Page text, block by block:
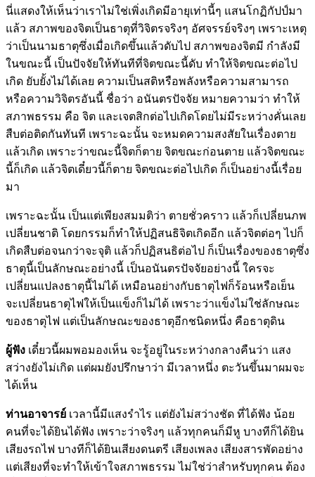
นี่แสดงให้เห็นว่าเราไม่ใช่เพิ่งเกิดมีอายุเท่านี้ๆ แสนโกฏิกัปป์มา
แล้ว สภาพของจิตเป็นธาตุที่วิจิตรจริงๆ อัศจรรย์จริงๆ เพราะเหตุ
ว่าเป็นนามธาตุซึ่งเมื่อเกิดขึ้นแล้วดับไป สภาพของจิตมี กำลังมี
ในขณะนี้ เป็นปัจจัยให้ทันทีที่จิตขณะนี้ดับ ทำให้จิตขณะต่อไป
เกิด ยับยั้งไม่ได้เลย ความเป็นสติหรือพลังหรือความสามารถ
หรือความวิจิตรอันนี้ ชื่อว่า อนันตรปัจจัย หมายความว่า ทำให้
สภาพธรรม คือ จิต และเจตสิกต่อไปเกิดโดยไม่มีระหว่างคั่นเลย
สืบต่อติดกันทันที เพราะฉะนั้น จะหมดความสงสัยในเรื่องตาย
แล้วเกิด เพราะว่าขณะนี้จิตก็ตาย จิตขณะก่อนตาย แล้วจิตขณะ
นี้ก็เกิด แล้วจิตเดี๋ยวนี้ก็ตาย จิตขณะต่อไปเกิด ก็เป็นอย่างนี้เรื่อย
มา
เพราะฉะนั้น เป็นแต่เพียงสมมติว่า ตายชั่วคราว แล้วก็เปลี่ยนภพ
เปลี่ยนชาติ โดยกรรมก็ทำให้ปฏิสนธิจิตเกิดอีก แล้วจิตต่อๆ ไปก็
เกิดสืบต่อจนกว่าจะจุติ แล้วก็ปฏิสนธิต่อไป ก็เป็นเรื่องของธาตุซึ่ง
ธาตุนี้เป็นลักษณะอย่างนี้ เป็นอนันตรปัจจัยอย่างนี้ ใครจะ
เปลี่ยนแปลงธาตุนี้ไม่ได้ เหมือนอย่างกับธาตุไฟก็ร้อนหรือเย็น
จะเปลี่ยนธาตุไฟให้เป็นแข็งก็ไม่ได้ เพราะว่าแข็งไม่ใช่ลักษณะ
ของธาตุไฟ แต่เป็นลักษณะของธาตุอีกชนิดหนึ่ง คือธาตุดิน
ผู้ฟัง เดี๋ยวนี้ผมพอมองเห็น จะรู้อยู่ในระหว่างกลางคืนว่า แสง
สว่างยังไม่เกิด แต่ผมยังปรึกษาว่า มีเวลาหนึ่ง ตะวันขึ้นมาผมจะ
ได้เห็น
ท่านอาจารย์ เวลานี้มีแสงรำไร แต่ยังไม่สว่างชัด ที่ได้ฟัง น้อย
คนที่จะได้ยินได้ฟัง เพราะว่าจริงๆ แล้วทุกคนก็มีหู บางทีก็ได้ยิน
เสียงรถไฟ บางทีก็ได้ยินเสียงดนตรี เสียงเพลง เสียงสารพัดอย่าง
แต่เสียงที่จะทำให้เข้าใจสภาพธรรม ไม่ใช่ว่าสำหรับทุกคน ต้อง